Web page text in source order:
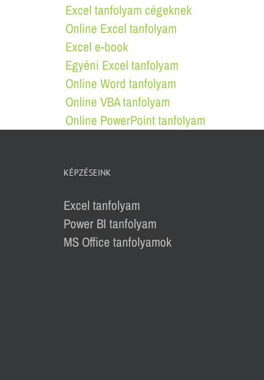
Excel tanfolyam cégeknek
Online Excel tanfolyam
Excel e-book
Egyéni Excel tanfolyam
Online Word tanfolyam
Online VBA tanfolyam
Online PowerPoint tanfolyam
KÉPZÉSEINK
Excel tanfolyam
Power BI tanfolyam
MS Office tanfolyamok